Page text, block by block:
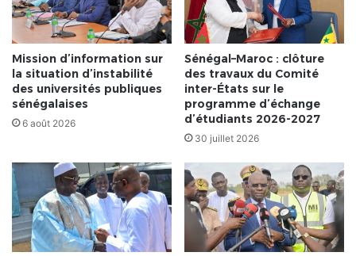
Mission d’information sur
la situation d’instabilité
des universités publiques
sénégalaises
6 août 2026
Sénégal–Maroc : clôture
des travaux du Comité
inter-États sur le
programme d’échange
d’étudiants 2026-2027
30 juillet 2026